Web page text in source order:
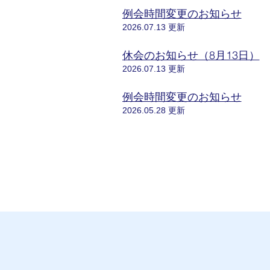
例会時間変更のお知らせ
2026.07.13 更新
休会のお知らせ（8月13日）
2026.07.13 更新
例会時間変更のお知らせ
2026.05.28 更新